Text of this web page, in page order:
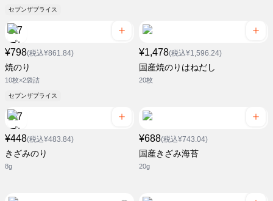
セブンザプライス
¥798(税込¥861.84)
焼のり
10枚×2袋詰
セブンザプライス
¥1,478(税込¥1,596.24)
国産焼のりはねだし
20枚
¥448(税込¥483.84)
きざみのり
8g
¥688(税込¥743.04)
国産きざみ海苔
20g